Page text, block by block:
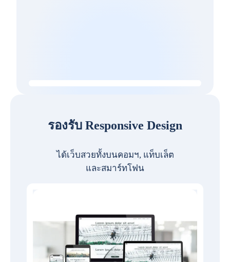
รองรับ Responsive Design
ได้เว็บสวยทั้งบนคอมฯ, แท็บเล็ต
และสมาร์ทโฟน